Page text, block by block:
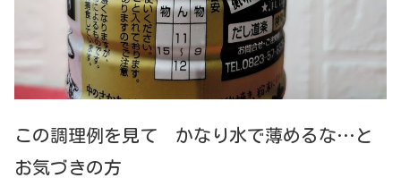
この調理例を見て かなり水で薄めるな…と
お気づきの方